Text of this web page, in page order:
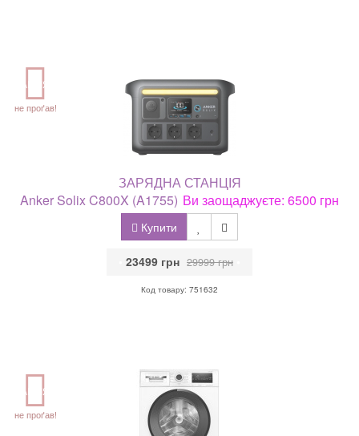
АКЦІЯ
не проґав!
ЗАРЯДНА СТАНЦІЯ
Anker Solix C800X (A1755) Ви заощаджуєте: 6500 грн
Купити
23499 грн 29999 грн
Код товару: 751632
АКЦІЯ
не проґав!